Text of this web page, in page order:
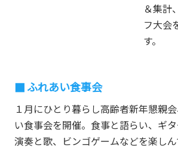
＆集計
フ大会
す。
ふれあい食事会
１月にひとり暮らし高齢者新年懇親
い食事会を開催。食事と語らい、ギ
演奏と歌、ビンゴゲームなどを楽し